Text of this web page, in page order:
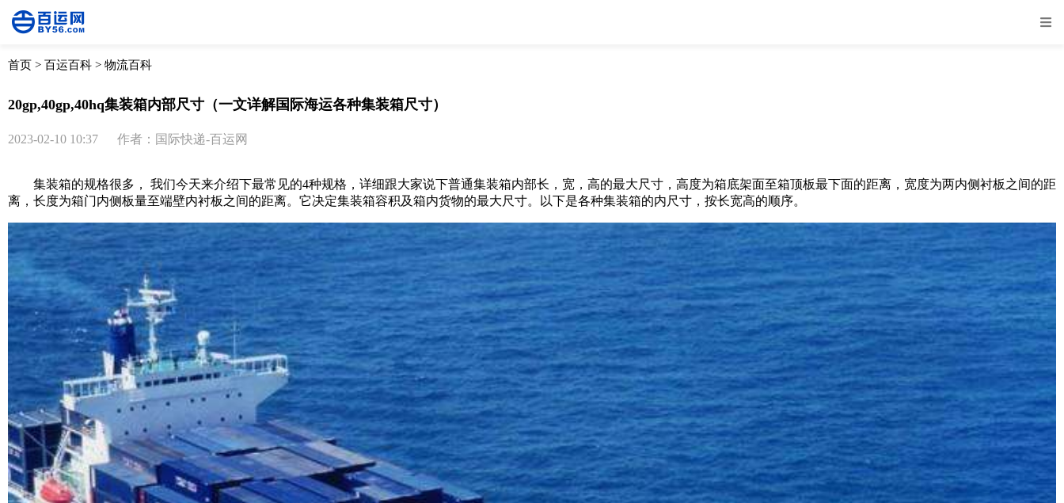
首页 > 百运百科 > 物流百科
20gp,40gp,40hq集装箱内部尺寸（一文详解国际海运各种集装箱尺寸）
2023-02-10 10:37 作者：国际快递-百运网
集装箱的规格很多， 我们今天来介绍下最常见的4种规格，详细跟大家说下普通集装箱内部长，宽，高的最大尺寸，高度为箱底架面至箱顶板最下面的距离，宽度为两内侧衬板之间的距
离，长度为箱门内侧板量至端壁内衬板之间的距离。它决定集装箱容积及箱内货物的最大尺寸。以下是各种集装箱的内尺寸，按长宽高的顺序。